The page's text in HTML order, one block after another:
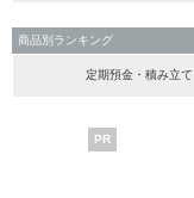
商品別ランキング
定期預金・積み立て
PR